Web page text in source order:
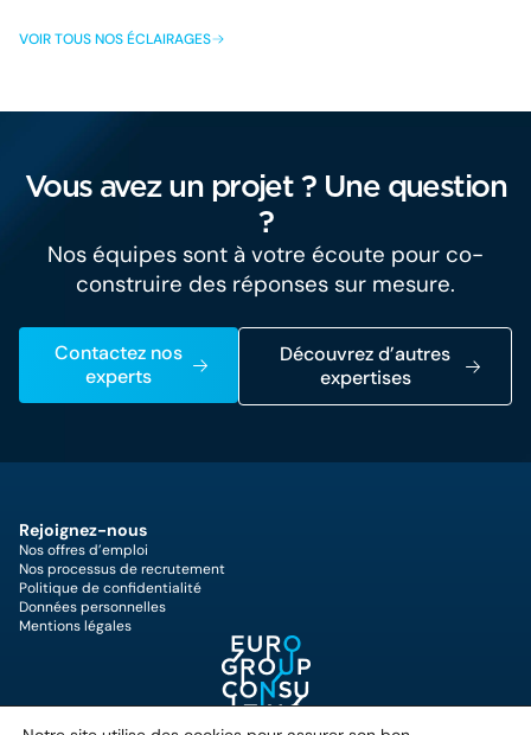
VOIR TOUS NOS ÉCLAIRAGES
Vous avez un projet ? Une question
?
Nos équipes sont à votre écoute pour co-
construire des réponses sur mesure.
Contactez nos
experts
Découvrez d’autres
expertises
Rejoignez-nous
Nos offres d’emploi
Nos processus de recrutement
Politique de confidentialité
Données personnelles
Mentions légales